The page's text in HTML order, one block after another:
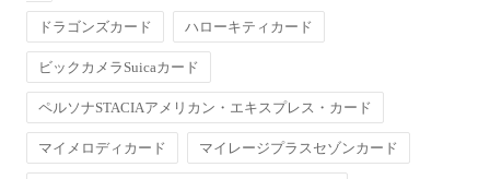
ドラゴンズカード ハローキティカード
ビックカメラSuicaカード
ペルソナSTACIAアメリカン・エキスプレス・カード
マイメロディカード マイレージプラスセゾンカード